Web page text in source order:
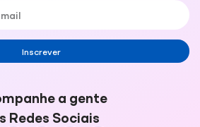
Inscrever
a gente
Redes Sociais